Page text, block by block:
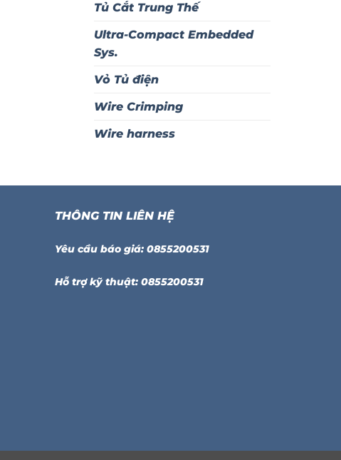
Tủ Cắt Trung Thế
Ultra-Compact Embedded
Sys.
Vỏ Tủ điện
Wire Crimping
Wire harness
THÔNG TIN LIÊN HỆ
Yêu cầu báo giá: 0855200531
Hỗ trợ kỹ thuật: 0855200531